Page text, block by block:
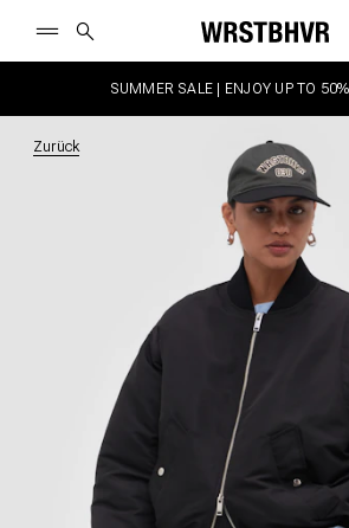
SUMMER SALE | ENJOY UP TO
Zurück